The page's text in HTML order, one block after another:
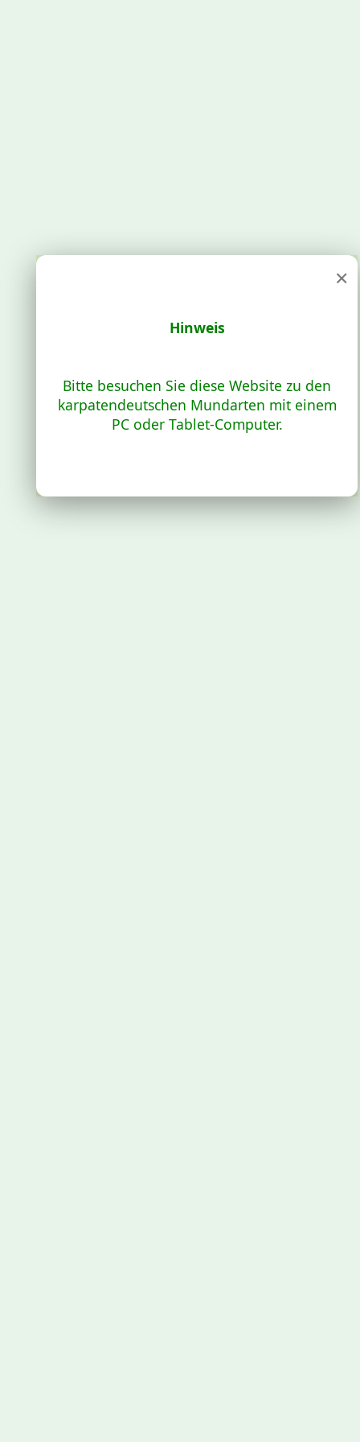
×
Hinweis
Bitte besuchen Sie diese Website zu den
karpatendeutschen Mundarten mit einem
PC oder Tablet-Computer.